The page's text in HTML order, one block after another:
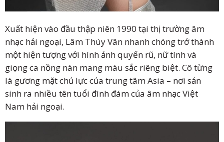
Xuất hiện vào đầu thập niên 1990 tại thị trường âm
nhạc hải ngoại, Lâm Thúy Vân nhanh chóng trở thành
một hiện tượng với hình ảnh quyến rũ, nữ tính và
giọng ca nồng nàn mang màu sắc riêng biệt. Cô từng
là gương mặt chủ lực của trung tâm Asia – nơi sản
sinh ra nhiều tên tuổi đình đám của âm nhạc Việt
Nam hải ngoại.